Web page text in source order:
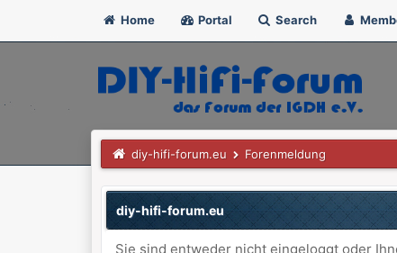
Home Portal Search
diy-hifi-forum.eu Forenmeldung
diy-hifi-forum.eu
Sie sind entweder nicht eingeloggt oder